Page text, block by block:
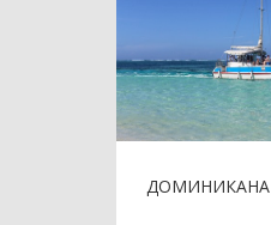
ДОМИНИКАНА